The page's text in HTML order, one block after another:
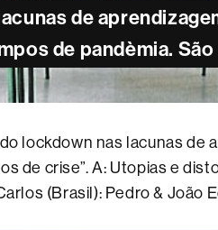
de
de pandèmia.
lockdown nas lacunas de
de crise”. A: Utopias e
(Brasil): Pedro & João